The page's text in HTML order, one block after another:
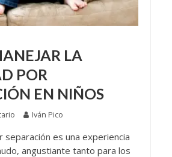
LA
POR
EN NIÑOS
Iván Pico
separación es una experiencia
angustiante tanto para los